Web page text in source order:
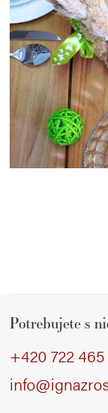
Potrebujete s
+420 722 465